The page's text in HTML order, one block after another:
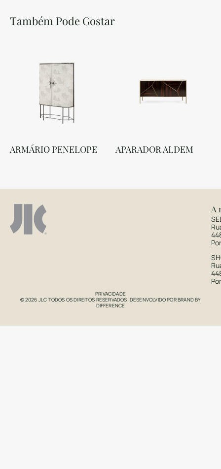
Também Pode Gostar
ARMÁRIO PENELOPE APARADOR ALDEM
A
PRIVACIDADE
© 2026 JLC TODOS OS DIREITOS RESERVADOS. DESENVOLVIDO PORBRAND BY
DIFFERENCE